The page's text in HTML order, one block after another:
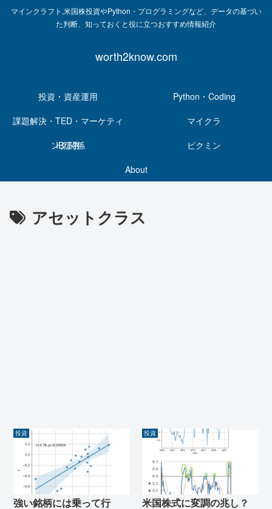
マインクラフト,米国株投資やPython・プログラミングなど、データの基づい
た判断、知っておくと役に立つおすすめ情報紹介
worth2know.com
投資・資産運用
Python・Coding
課題解決・TED・マーケティ
ング関係
マイクラ
IB証券
ピクミン
About
アセットクラス
投資
強い銘柄には乗って行
投資
米国株式に変調の兆し？